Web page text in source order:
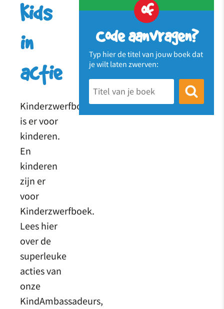
of
Code aanvragen?
Typ hier de titel van jouw boek dat
je wilt laten zwerven:
Kids
in
actie
Kinderzwerfboek
is er voor
kinderen.
En
kinderen
zijn er
voor
Kinderzwerfboek.
Lees hier
over de
superleuke
acties van
onze
KindAmbassadeurs,